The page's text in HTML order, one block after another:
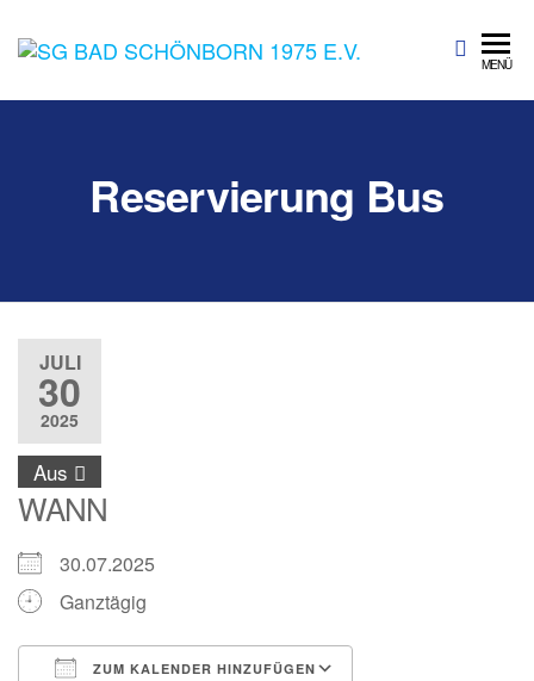
SG Bad
Sportgemeinschaft
MENÜ
Reservierung Bus
JULI
30
2025
Aus
WANN
30.07.2025
Ganztägig
ZUM KALENDER HINZUFÜGEN